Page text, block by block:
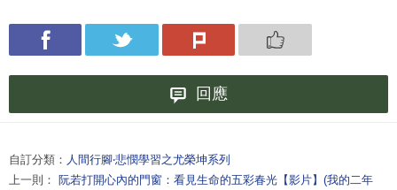
回應
自訂分類： 人間行腳‧悲憫學習之尤榮坤系列
上一則： 阮若打開心內的門窗：看見生命的五彩春光【影片】(我的二年